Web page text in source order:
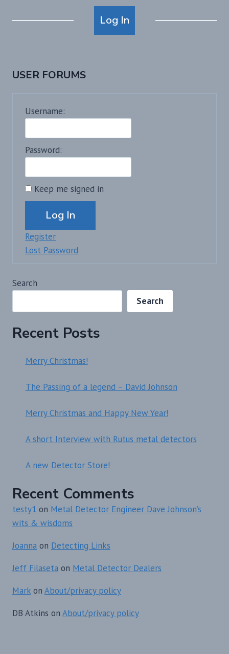
Log In
USER FORUMS
Username:
Password:
Keep me signed in
Alternative:
Log In
Register
Lost Password
Search
Search
Recent Posts
Merry Christmas!
The Passing of a legend – David Johnson
Merry Christmas and Happy New Year!
A short Interview with Rutus metal detectors
A new Detector Store!
Recent Comments
testy1 on Metal Detector Engineer Dave Johnson’s
wits & wisdoms
Joanna on Detecting Links
Jeff Filaseta on Metal Detector Dealers
Mark on About/privacy policy
DB Atkins on About/privacy policy